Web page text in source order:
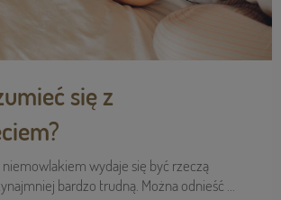
się z
niemowlakiem wydaje się być rzeczą
bardzo trudną. Można odnieść ...